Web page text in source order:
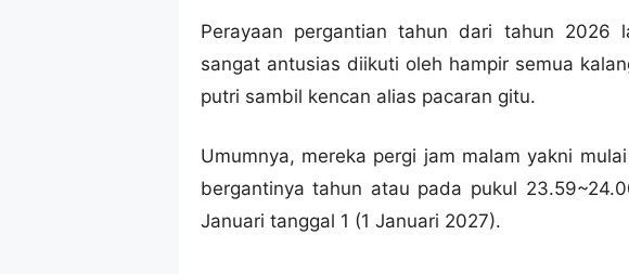
Perayaan pergantian tahun dari tahun 2026
sangat antusias diikuti oleh hampir semua
putri sambil kencan alias pacaran gitu.
Umumnya, mereka pergi jam malam yakni
bergantinya tahun atau pada pukul
Januari tanggal 1 (1 Januari 2027).